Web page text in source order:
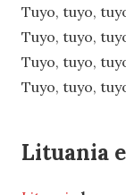
Tuyo, tuyo,
Tuyo, tuyo,
Tuyo, tuyo,
Tuyo, tuyo,
Lituania